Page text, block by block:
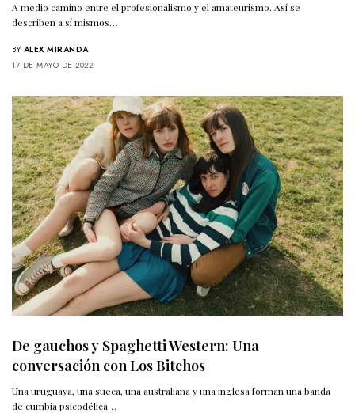
A medio camino entre el profesionalismo y el amateurismo. Así se
describen a sí mismos…
BY ALEX MIRANDA
17 DE MAYO DE 2022
De gauchos y Spaghetti Western: Una
conversación con Los Bitchos
Una uruguaya, una sueca, una australiana y una inglesa forman una banda
de cumbia psicodélica…